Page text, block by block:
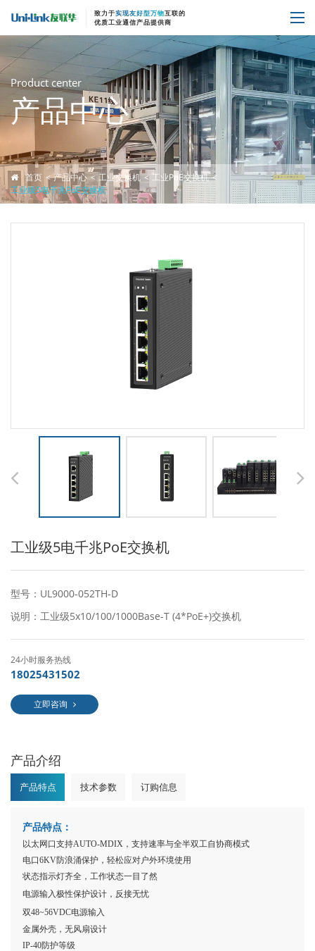
致力于实现友好型万物互联的
优质工业通信产品提供商
Product center
产品中心
首页 产品中心 工业交换机
工业PoE交换机
工业级5电千兆PoE交换机
工业级5电千兆PoE交换机
型号：UL9000-052TH-D
说明：工业级5x10/100/1000Base-T (4*PoE+)交换机
24小时服务热线
18025431502
立即咨询
产品介绍
产品特点 技术参数 订购信息
产品特点：
以太网口支持AUTO-MDIX，支持速率与全半双工自协商模式
电口6KV防浪涌保护，轻松应对户外环境使用
状态指示灯齐全，工作状态一目了然
电源输入极性保护设计，反接无忧
双48~56VDC电源输入
金属外壳，无风扇设计
IP-40防护等级